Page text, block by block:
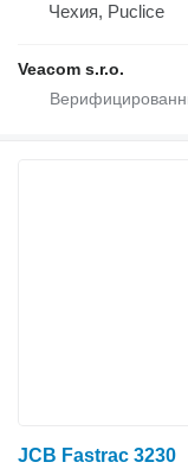
Чехия, Puclice
Veacom s.r.o.
JCB Fastrac 3230